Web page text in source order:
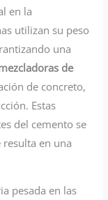
en la
utilizan su peso
una
de
de concreto,
Estas
del cemento se
en una
pesada en las